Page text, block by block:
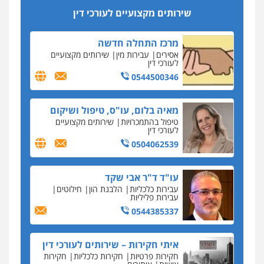
שירותים מקצועיים לעורכי דין
מרכז התחלה חדשה
אסירים עבירות מין שירותים מקצועיים
לעורכי דין
0544500346
מאיה בלום, עו"ס, טיפול ושיקום
טיפול בהתמכרויות שירותים מקצועיים
לעורכי דין
0504062539
עו"ד ד"ר אבי שקד
עבירות כלכליות הלבנת הון חילוטים
עבירות פליליות
0544385337
איתי חקירות – שירותים לעורכי דין
חקירות פרטיות חקירות כלכליות חקירות
כתב האישום נגד עו"ד עידן דביר: האונס והמחירון
לאקטים מיניים
כתב אישום: יו"ר ש"ס לשעבר בחיפה וסינדיקאט
ההלוואות של משפחת הרינג
הפרקליטות: הרב נתנאל חייק ואביו הרב אריה חייק
שמשו אנשי
החשוד ברצח עו"ד ארבל פלדמן טען לרקע נפשי
ושתק בחקירתו
בבית המשפט התברר כי לחשוד, אחמד אלרג'וב
מרמלה, לא נערכה
יחסי עו"ד לקוח
עורכת דין נעצרה בחשד להעברת סם לנאשם בכלא
השרון
דבר למיקרופון
נציב תלונות הציבור על השופטים: עדיף למעט
בפרקטיקה של דיונים "מחוץ לפרוטוקול"